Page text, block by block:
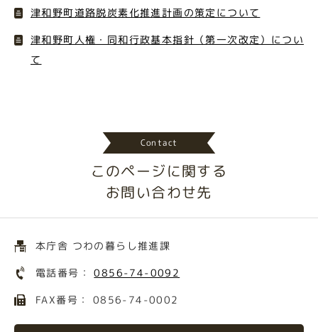
津和野町道路脱炭素化推進計画の策定について
津和野町人権・同和行政基本指針（第一次改定）につい
て
Contact
このページに関する
お問い合わせ先
本庁舎 つわの暮らし推進課
電話番号：0856-74-0092
FAX番号： 0856-74-0002